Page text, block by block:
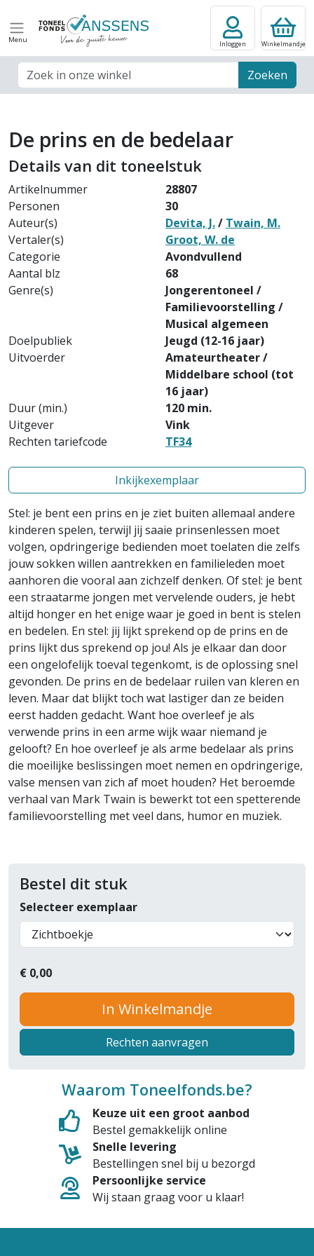
Menu
Zoek veld Zoeken
Inloggen Winkelmandje
De prins en de bedelaar
Details van dit toneelstuk
Artikelnummer
28807
Personen
30
Auteur(s)
Devita, J./ Twain, M.
Vertaler(s)
Groot, W. de
Categorie
Avondvullend
Aantal blz
68
Genre(s)
Jongerentoneel /
Familievoorstelling /
Musical algemeen
Doelpubliek
Jeugd (12-16 jaar)
Uitvoerder
Amateurtheater /
Middelbare school (tot
16 jaar)
Duur (min.)
120 min.
Uitgever
Vink
Rechten tariefcode
TF34
Inkijkexemplaar
Stel: je bent een prins en je ziet buiten allemaal andere
kinderen spelen, terwijl jij saaie prinsenlessen moet
volgen, opdringerige bedienden moet toelaten die zelfs
jouw sokken willen aantrekken en familieleden moet
aanhoren die vooral aan zichzelf denken. Of stel: je bent
een straatarme jongen met vervelende ouders, je hebt
altijd honger en het enige waar je goed in bent is stelen
en bedelen. En stel: jij lijkt sprekend op de prins en de
prins lijkt dus sprekend op jou! Als je elkaar dan door
een ongelofelijk toeval tegenkomt, is de oplossing snel
gevonden. De prins en de bedelaar ruilen van kleren en
leven. Maar dat blijkt toch wat lastiger dan ze beiden
eerst hadden gedacht. Want hoe overleef je als
verwende prins in een arme wijk waar niemand je
gelooft? En hoe overleef je als arme bedelaar als prins
die moeilijke beslissingen moet nemen en opdringerige,
valse mensen van zich af moet houden? Het beroemde
verhaal van Mark Twain is bewerkt tot een spetterende
familievoorstelling met veel dans, humor en muziek.
Bestel dit stuk
Selecteer exemplaar
€ 0,00
In Winkelmandje
Rechten aanvragen
Waarom Toneelfonds.be?
Keuze uit een groot aanbod
Bestel gemakkelijk online
Snelle levering
Bestellingen snel bij u bezorgd
Persoonlijke service
Wij staan graag voor u klaar!